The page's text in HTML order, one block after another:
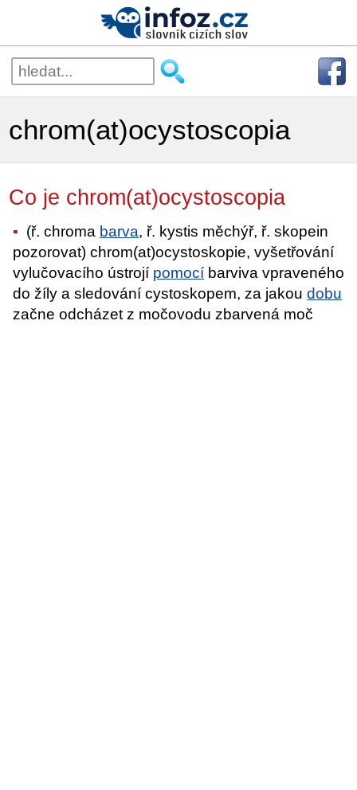
chrom(at)ocystoscopia
Co je chrom(at)ocystoscopia
(ř. chroma barva, ř. kystis měchýř, ř. skopein
pozorovat) chrom(at)ocystoskopie, vyšetřování
vylučovacího ústrojí pomocí barviva vpraveného
do žíly a sledování cystoskopem, za jakoudobu
začne odcházet z močovodu zbarvená moč